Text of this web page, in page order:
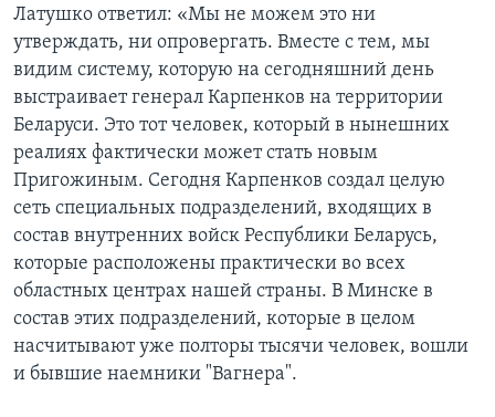
Латушко ответил: «Мы не можем это ни
утверждать, ни опровергать. Вместе с тем, мы
видим систему, которую на сегодняшний день
выстраивает генерал Карпенков на территории
Беларуси. Это тот человек, который в нынешних
реалиях фактически может стать новым
Пригожиным. Сегодня Карпенков создал целую
сеть специальных подразделений, входящих в
состав внутренних войск Республики Беларусь,
которые расположены практически во всех
областных центрах нашей страны. В Минске в
состав этих подразделений, которые в целом
насчитывают уже полторы тысячи человек, вошли
и бывшие наемники "Вагнера".